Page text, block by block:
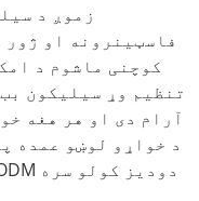
زموږ د
فاسټینرونه او
کوچنی ماشوم د
تنظیم وړ سیلیکون
آرام دی او هر هغه
د خواړو لوښو عمده